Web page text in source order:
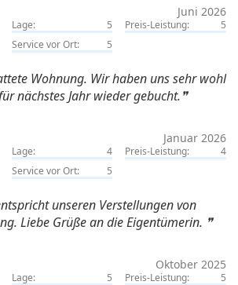
Juni 2026
Lage: 5 Preis-Leistung:
5
Service vor Ort:
5
Wohnung. Wir haben uns sehr wohl
nächstes Jahr wieder gebucht.
Januar 2026
Lage: 4 Preis-Leistung:
4
Service vor Ort:
5
unseren Verstellungen von
Liebe Grüße an die Eigentümerin.
Oktober 2025
Lage: 5 Preis-Leistung:
5